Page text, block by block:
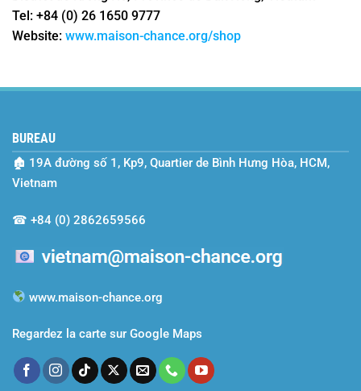
Tel: +84 (0) 26 1650 9777
Website: www.maison-chance.org/shop
BUREAU
🏚 19A đường số 1, Kp9, Quartier de Bình Hưng Hòa, HCM,
Vietnam
☎ +84 (0) 2862659566
www.maison-chance.org
Regardez la carte sur Google Maps